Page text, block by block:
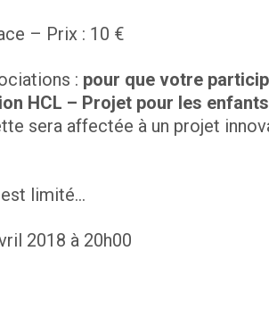
– Prix : 10 €
: pour que votre
HCL – Projet pour les
sera affectée à un projet
limité…
2018 à 20h00